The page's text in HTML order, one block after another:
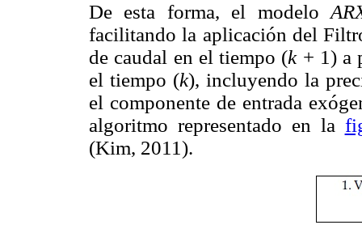
De esta forma, el modelo
facilitando la aplicación del
de caudal en el tiempo (k+ 1) a
el tiempo (k), incluyendo la
el componente de entrada
algoritmo representado en la
(Kim, 2011).